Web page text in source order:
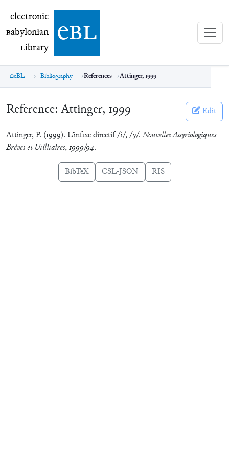
electronic Babylonian Library (eBL)
electronic
Babylonian
Library ebl
eBL Bibliography References Attinger, 1999
Reference: Attinger, 1999 Edit
Attinger, P. (1999). L’infixe directif /i/, /y/. Nouvelles Assyriologiques
Brèves et Utilitaires,1999/94.
BibTeX CSL-JSON RIS